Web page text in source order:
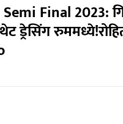
Final 2023:
ड्रेसिंग